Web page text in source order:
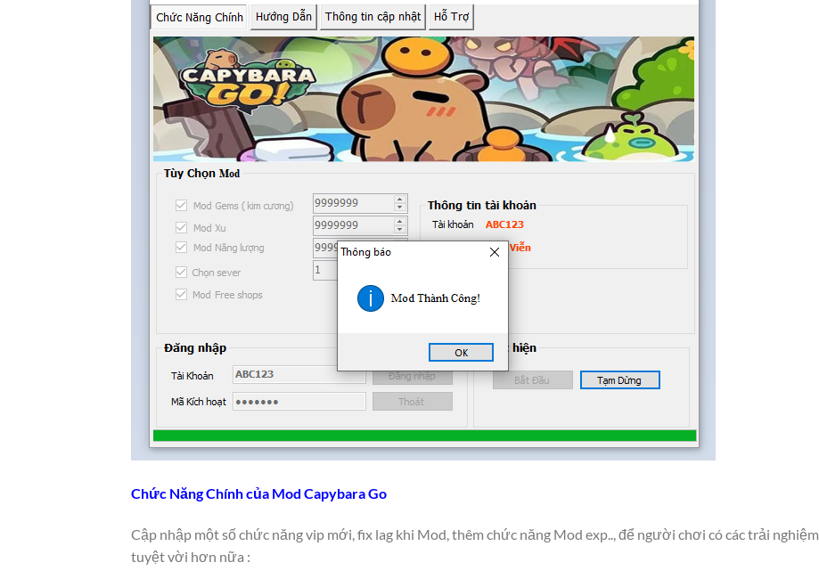
Chức Năng Chính của Mod Capybara Go
Cập nhập một số chức năng vip mới, fix lag khi Mod, thêm chức năng Mod exp.., để người chơi có các trải nghiệm
tuyệt vời hơn nữa :